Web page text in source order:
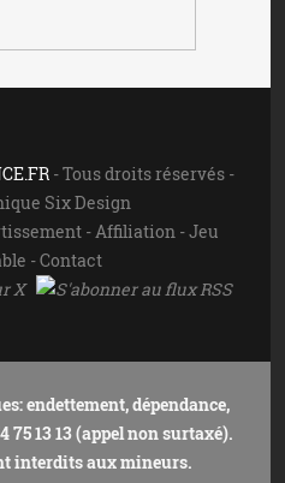
- Tous droits réservés -
Six Design
-Affiliation-Jeu
-Contact
endettement, dépendance,
75 13 13 (appel non surtaxé).
interdits aux mineurs.